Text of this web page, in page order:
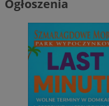
Ogłoszenia